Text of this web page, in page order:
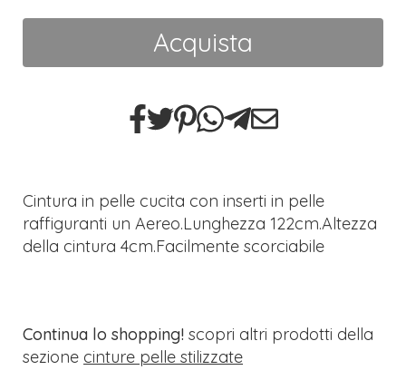
Acquista
Cintura in pelle cucita con inserti in pelle
raffiguranti un Aereo.Lunghezza 122cm.Altezza
della cintura 4cm.Facilmente scorciabile
Continua lo shopping! scopri altri prodotti della
sezione cinture pelle stilizzate